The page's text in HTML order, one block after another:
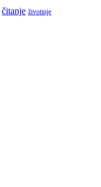
čitanje životinje